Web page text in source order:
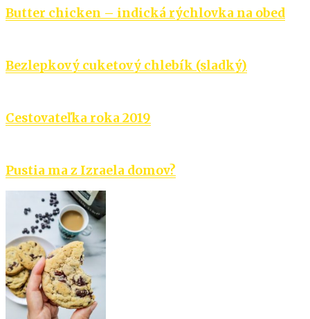
Butter chicken – indická rýchlovka na obed
Bezlepkový cuketový chlebík (sladký)
Cestovateľka roka 2019
Pustia ma z Izraela domov?